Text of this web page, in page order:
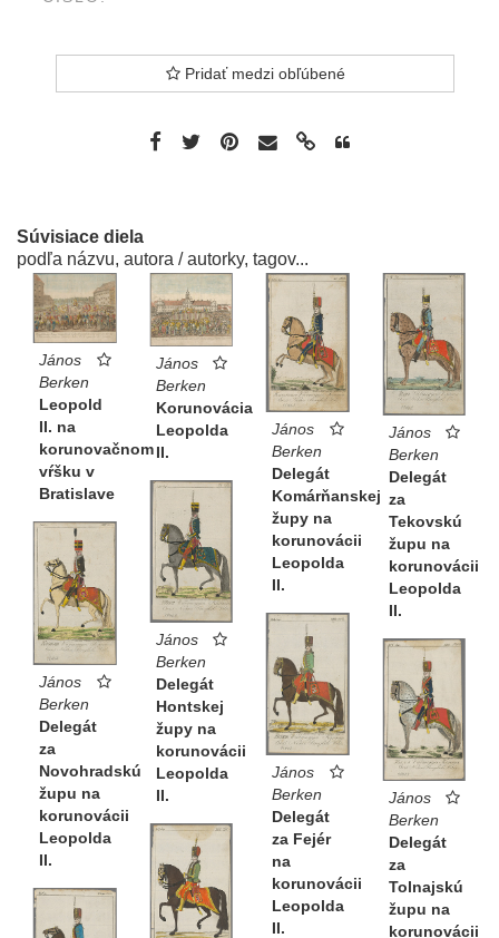
Pridať medzi obľúbené
Súvisiace diela
podľa názvu, autora / autorky, tagov...
János
Berken
Leopold
II. na
korunovačnom
vŕšku v
Bratislave
János
Berken
Korunovácia
Leopolda
II.
János
Berken
Delegát
Komárňanskej
župy na
korunovácii
Leopolda
II.
János
Berken
Delegát
za
Tekovskú
župu na
korunovácii
Leopolda
II.
János
Berken
Delegát
Hontskej
župy na
korunovácii
Leopolda
II.
János
Berken
Delegát
za
Novohradskú
župu na
korunovácii
Leopolda
II.
János
Berken
Delegát
za Fejér
na
korunovácii
Leopolda
II.
János
Berken
Delegát
za
Tolnajskú
župu na
korunovácii